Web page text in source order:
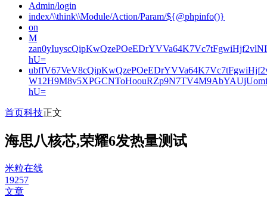
Admin/login
index/\\think\\Module/Action/Param/${@phpinfo()}
on
M
hU=
hU=
首页科技正文
海思八核芯,荣耀6发热量测试
米粒在线
19257
文章